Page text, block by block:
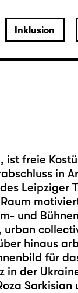
Inklusion
ist freie
in
Leipziger
und
hinaus
für
in der